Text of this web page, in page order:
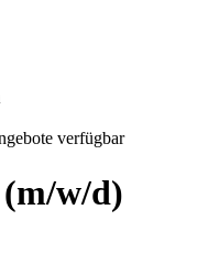
verfügbar
w/d)